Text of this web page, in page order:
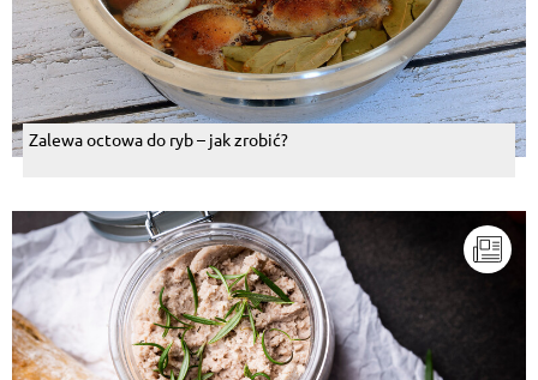
Zalewa octowa do ryb – jak zrobić?